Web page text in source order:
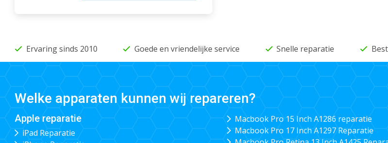
Ervaring sinds 2010 Goede en vriendelijke service Snelle reparatie
Welke apparaten kunnen wij repareren?
Apple reparatie
iPad Reparatie
Macbook Pro 15 Inch A1286 reparatie
Macbook Pro 17 Inch A1297 Reparatie